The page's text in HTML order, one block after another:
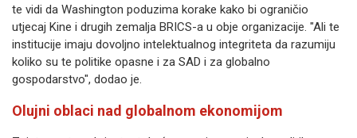
te vidi da Washington poduzima korake kako bi ograničio
utjecaj Kine i drugih zemalja BRICS-a u obje organizacije. "Ali te
institucije imaju dovoljno intelektualnog integriteta da razumiju
koliko su te politike opasne i za SAD i za globalno
gospodarstvo", dodao je.
Olujni oblaci nad globalnom ekonomijom